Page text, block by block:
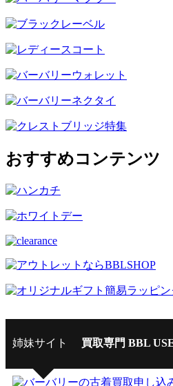
おすすめコンテンツ
姉妹サイト 買取専門 BBL